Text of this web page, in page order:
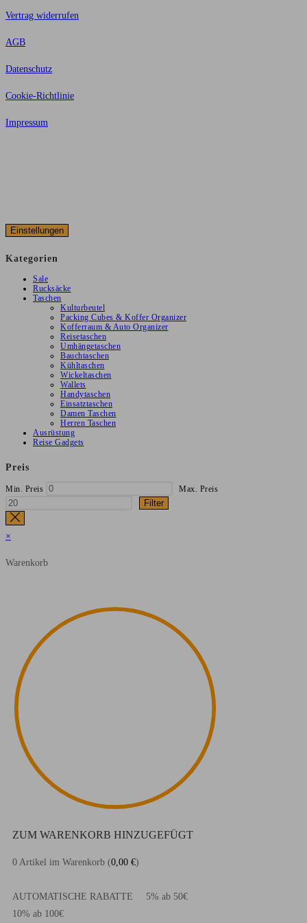
Vertrag widerrufen
AGB
Datenschutz
Cookie-Richtlinie
Impressum
Einstellungen
Kategorien
Sale
Rucksäcke
Taschen
Kulturbeutel
Packing Cubes & Koffer Organizer
Kofferraum & Auto Organizer
Reisetaschen
Umhängetaschen
Bauchtaschen
Kühltaschen
Wickeltaschen
Wallets
Handytaschen
Einsatztaschen
Damen Taschen
Herren Taschen
Ausrüstung
Reise Gadgets
Preis
Min. Preis Max. Preis
Filter
×
Warenkorb
ZUM WARENKORB HINZUGEFÜGT
0 Artikel im Warenkorb (0,00 €)
AUTOMATISCHE RABATTE
5% ab 50€
10% ab 100€